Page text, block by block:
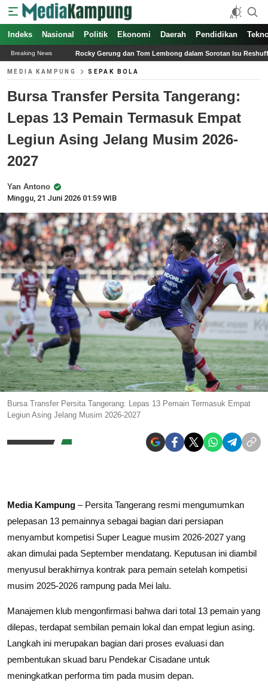
Indeks Nasional Politik Ekonomi Daerah Pendidikan
Breaking News
Gerung dan Tom Lembong dalam Sorotan Isu Reshuffle Kabinet Prabowo 2026
MEDIA KAMPUNG SEPAK BOLA
Bursa Transfer Persita Tangerang:
Lepas 13 Pemain Termasuk Empat
Legiun Asing Jelang Musim 2026-
2027
Yan Antono
Minggu, 21 Juni 2026 01:59 WIB
Bursa Transfer Persita Tangerang: Lepas 13 Pemain Termasuk Empat
Legiun Asing Jelang Musim 2026-2027
Media Kampung – Persita Tangerang resmi mengumumkan
pelepasan 13 pemainnya sebagai bagian dari persiapan
menyambut kompetisi Super League musim 2026-2027 yang
akan dimulai pada September mendatang. Keputusan ini diambil
menyusul berakhirnya kontrak para pemain setelah kompetisi
musim 2025-2026 rampung pada Mei lalu.
Manajemen klub mengonfirmasi bahwa dari total 13 pemain yang
dilepas, terdapat sembilan pemain lokal dan empat legiun asing.
Langkah ini merupakan bagian dari proses evaluasi dan
pembentukan skuad baru Pendekar Cisadane untuk
meningkatkan performa tim pada musim depan.